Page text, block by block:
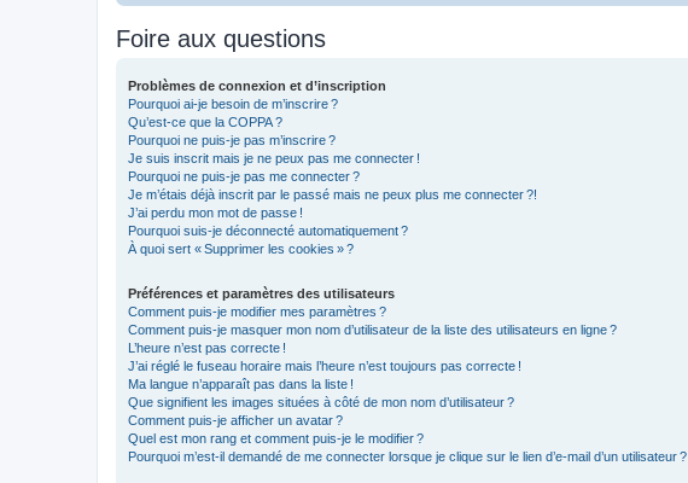
Foire aux questions
Problèmes de connexion et d’inscription
Pourquoi ai-je besoin de m’inscrire ?
Qu’est-ce que la COPPA ?
Pourquoi ne puis-je pas m’inscrire ?
Je suis inscrit mais je ne peux pas me connecter !
Pourquoi ne puis-je pas me connecter ?
Je m’étais déjà inscrit par le passé mais ne peux plus me connecter ?!
J’ai perdu mon mot de passe !
Pourquoi suis-je déconnecté automatiquement ?
À quoi sert « Supprimer les cookies » ?
Préférences et paramètres des utilisateurs
Comment puis-je modifier mes paramètres ?
Comment puis-je masquer mon nom d’utilisateur de la liste des utilisateurs en ligne ?
L’heure n’est pas correcte !
J’ai réglé le fuseau horaire mais l’heure n’est toujours pas correcte !
Ma langue n’apparaît pas dans la liste !
Que signifient les images situées à côté de mon nom d’utilisateur ?
Comment puis-je afficher un avatar ?
Quel est mon rang et comment puis-je le modifier ?
Pourquoi m’est-il demandé de me connecter lorsque je clique sur le lien d’e-mail d’un utilisateur ?